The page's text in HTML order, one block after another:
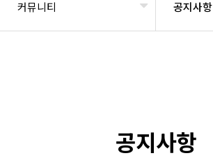
커뮤니티 공지사항
공지사항